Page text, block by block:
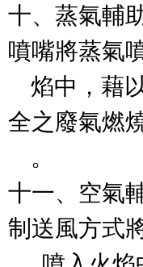
十、蒸氣輔
噴嘴將蒸氣
焰中，藉
全之廢氣燃
。
十一、空氣
制送風方式